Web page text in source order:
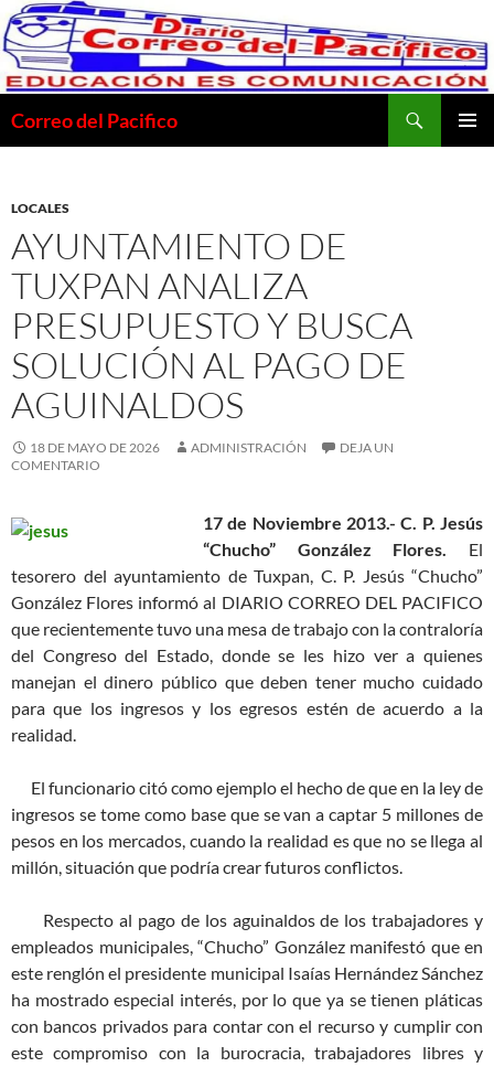
Saltar
al
contenido
Correo del Pacifico
LOCALES
AYUNTAMIENTO DE
TUXPAN ANALIZA
PRESUPUESTO Y BUSCA
SOLUCIÓN AL PAGO DE
AGUINALDOS
18 DE MAYO DE 2026 ADMINISTRACIÓN
DEJA UN
COMENTARIO
17 de Noviembre 2013.-C. P. Jesús
“Chucho” González Flores. El
tesorero del ayuntamiento de Tuxpan, C. P. Jesús “Chucho”
González Flores informó al DIARIO CORREO DEL PACIFICO
que recientemente tuvo una mesa de trabajo con la contraloría
del Congreso del Estado, donde se les hizo ver a quienes
manejan el dinero público que deben tener mucho cuidado
para que los ingresos y los egresos estén de acuerdo a la
realidad.
El funcionario citó como ejemplo el hecho de que en la ley de
ingresos se tome como base que se van a captar 5 millones de
pesos en los mercados, cuando la realidad es que no se llega al
millón, situación que podría crear futuros conflictos.
Respecto al pago de los aguinaldos de los trabajadores y
empleados municipales, “Chucho” González manifestó que en
este renglón el presidente municipal Isaías Hernández Sánchez
ha mostrado especial interés, por lo que ya se tienen pláticas
con bancos privados para contar con el recurso y cumplir con
este compromiso con la burocracia, trabajadores libres y